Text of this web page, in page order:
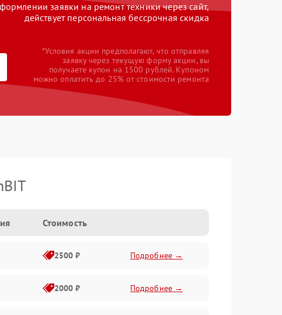
заявки на ремонт техники через сайт,
действует персональная бессрочная скидка
*Условия акции предполагают, что отправляя
заявку через текущую форму акции, вы
получаете купон на 1500 рублей. Купоном
можно оплатить до 25% от стоимости ремонта
Стоимость
2500 ₽ Подробнее →
2000 ₽ Подробнее →